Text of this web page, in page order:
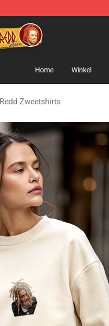
Redd Merchandise Shop
Home Winkel
Zweetshirts